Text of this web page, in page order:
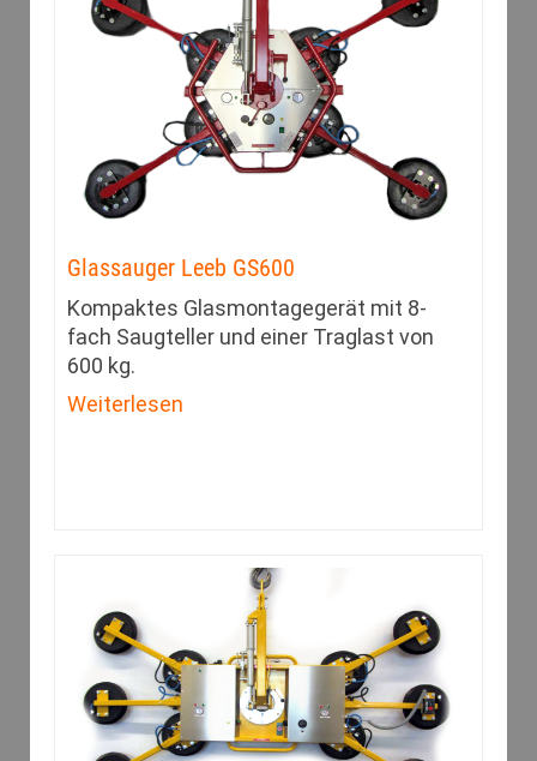
Glassauger Leeb GS600
Kompaktes Glasmontagegerät mit 8-
fach Saugteller und einer Traglast von
600 kg.
Weiterlesen